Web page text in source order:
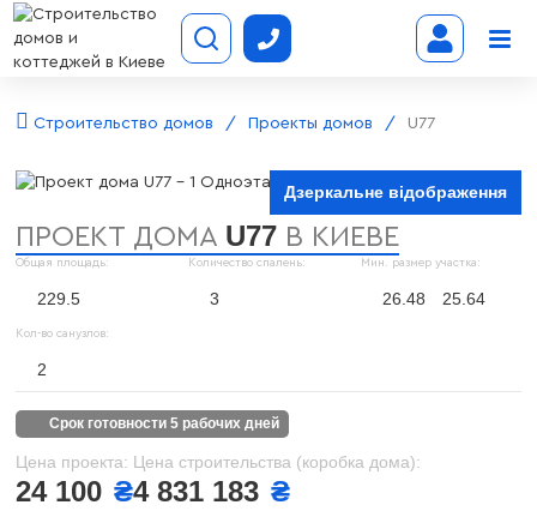
Строительство домов Проекты домов U77
Дзеркальне відображення
ПРОЕКТ ДОМА U77 В КИЕВЕ
Общая площадь:
229.5
Количество спалень:
3
Мин. размер участка:
26.48 25.64
Кол-во санузлов:
2
срок готовности 5 рабочих дней
Цена проекта:
24 100 ₴
Цена строительства (коробка дома):
4 831 183 ₴